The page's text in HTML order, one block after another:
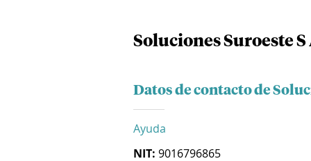
Soluciones Suroeste S
Datos de contacto de
Ayuda
NIT: 9016796865